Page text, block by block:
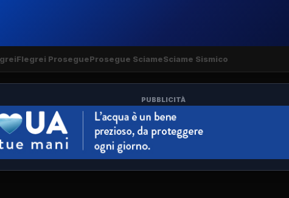
Flegrei ProsegueProsegue SciameSciame Sismico
PUBBLICITÀ